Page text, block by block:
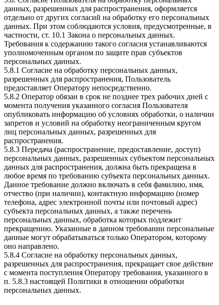
данных, разрешенных для распространения, оформляется
отдельно от других согласий на обработку его персональных
данных. При этом соблюдаются условия, предусмотренные, в
частности, ст. 10.1 Закона о персональных данных.
Требования к содержанию такого согласия устанавливаются
уполномоченным органом по защите прав субъектов
персональных данных.
5.8.1 Согласие на обработку персональных данных,
разрешенных для распространения, Пользователь
предоставляет Оператору непосредственно.
5.8.2 Оператор обязан в срок не позднее трех рабочих дней с
момента получения указанного согласия Пользователя
опубликовать информацию об условиях обработки, о наличии
запретов и условий на обработку неограниченным кругом
лиц персональных данных, разрешенных для
распространения.
5.8.3 Передача (распространение, предоставление, доступ)
персональных данных, разрешенных субъектом персональных
данных для распространения, должна быть прекращена в
любое время по требованию субъекта персональных данных.
Данное требование должно включать в себя фамилию, имя,
отчество (при наличии), контактную информацию (номер
телефона, адрес электронной почты или почтовый адрес)
субъекта персональных данных, а также перечень
персональных данных, обработка которых подлежит
прекращению. Указанные в данном требовании персональные
данные могут обрабатываться только Оператором, которому
оно направлено.
5.8.4 Согласие на обработку персональных данных,
разрешенных для распространения, прекращает свое действие
с момента поступления Оператору требования, указанного в
п. 5.8.3 настоящей Политики в отношении обработки
персональных данных.